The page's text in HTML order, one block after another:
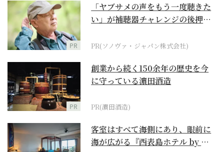
PR
「ヤブサメの声をもう一度聴きた
い」が補聴器チャレンジの後押し
PR(ソノヴァ・ジャパン株式会社)
PR
創業から続く150余年の歴史を今
に守っている濵田酒造
PR(濵田酒造)
客室はすべて海側にあり、眼前に
海が広がる『西表島ホテル by 星